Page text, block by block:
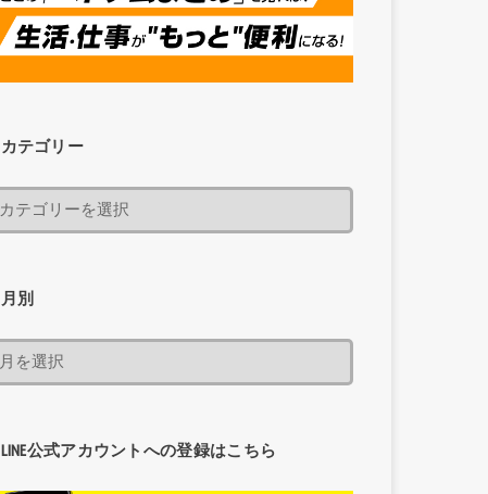
カテゴリー
月別
LINE公式アカウントへの登録はこちら